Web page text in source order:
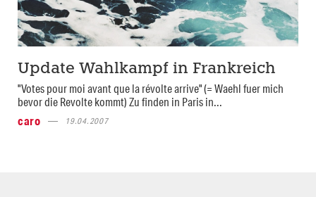
Update Wahlkampf in Frankreich
"Votes pour moi avant que la révolte arrive" (= Waehl fuer mich
bevor die Revolte kommt) Zu finden in Paris in...
caro
19.04.2007